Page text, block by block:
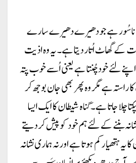
ناسُور ہے جو دھیرے دھیرے سارے
کے گھاٹ اُتار دیتا ہے۔ یہ وہ اذیت
لئے خود چُنتا ہے یعنی اُسے خوب پتہ
راستہ ہے مگر وہ پھر بھی جان بوجھ کر
چلا جاتا ہے۔ گناہ شیطان کا ایک ایسا
بننے کے لئے ہم خود کو پیش کر دیتے
یہ ہتھیار کم ہوتا ہے اور نہ ہماری نشانہ